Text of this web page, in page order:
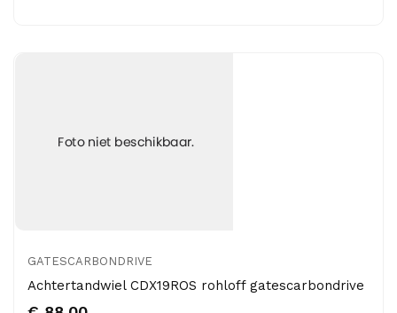
GATESCARBONDRIVE
Achtertandwiel CDX19ROS rohloff gatescarbondrive